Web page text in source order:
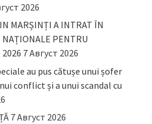
2026
MARȘINȚI A INTRAT ÎN
PENTRU
7 Август 2026
au pus cătușe unui șofer
conflict și a unui scandal cu
7 Август 2026